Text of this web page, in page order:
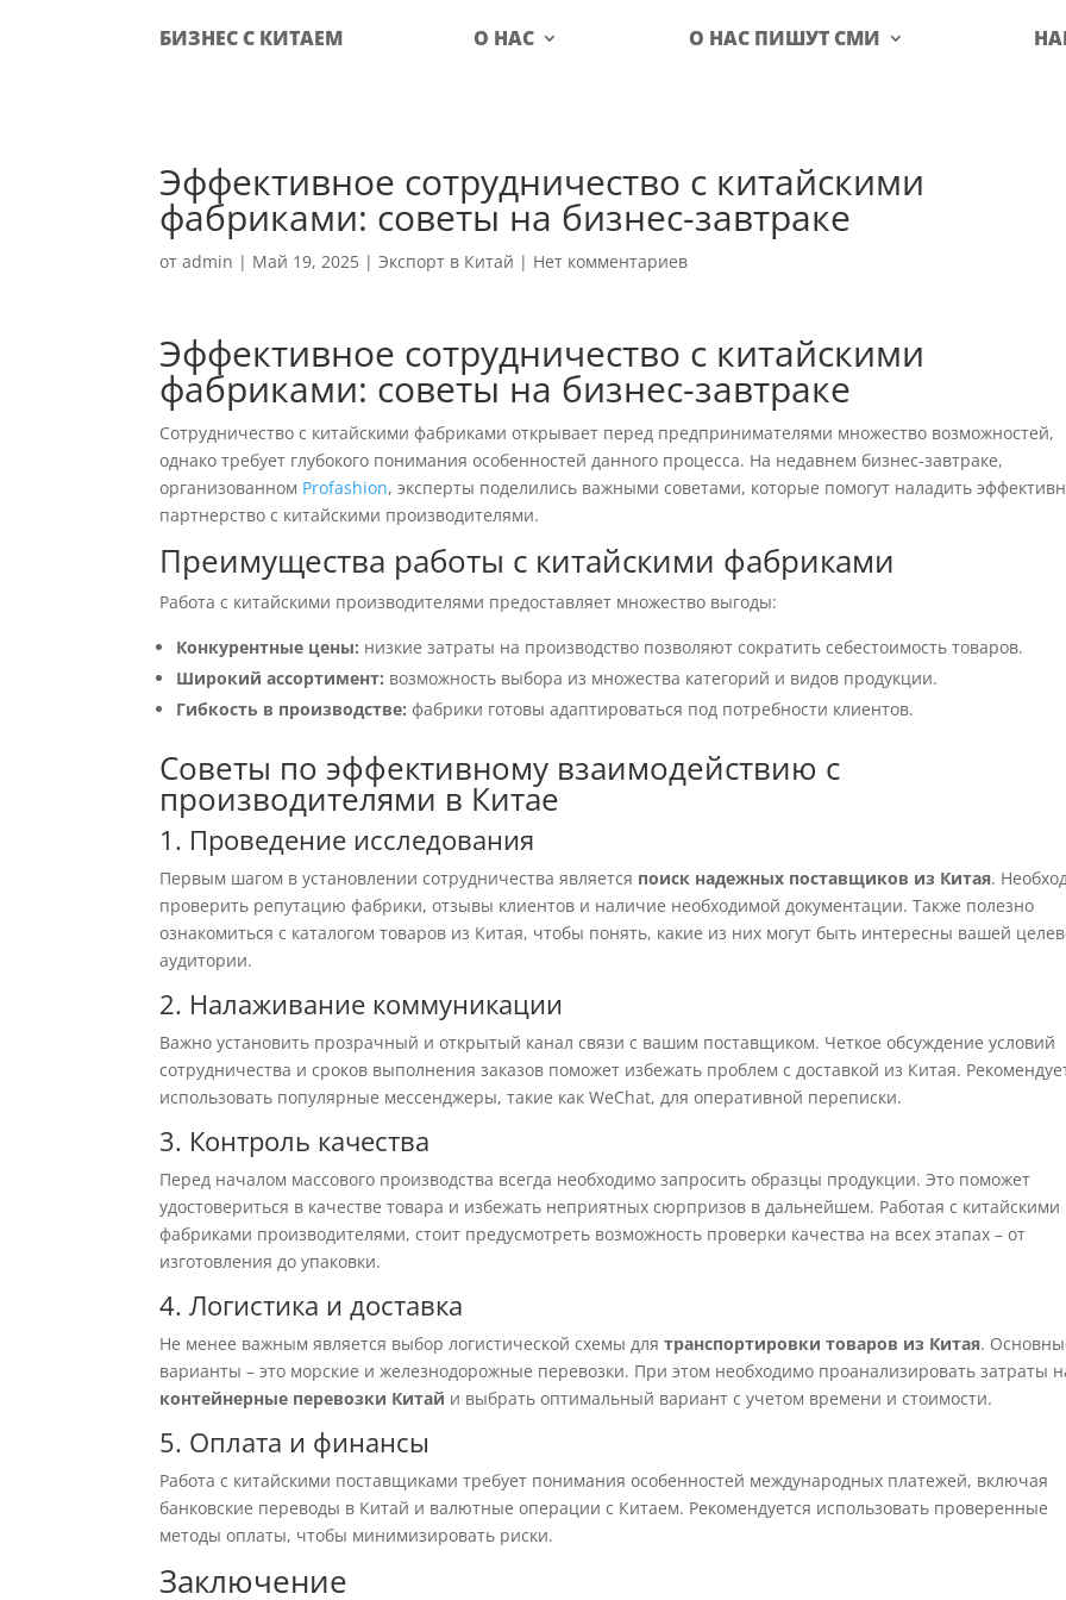
БИЗНЕС С КИТАЕМ О НАС О НАС ПИШУТ СМИ
Эффективное сотрудничество с китайскими
фабриками: советы на бизнес-завтраке
отadmin | Май 19, 2025 |Экспорт в Китай | Нет комментариев
Эффективное сотрудничество с китайскими
фабриками: советы на бизнес-завтраке
Сотрудничество с китайскими фабриками открывает перед предпринимателями множество возможностей,
однако требует глубокого понимания особенностей данного процесса. На недавнем бизнес-завтраке,
организованном Profashion, эксперты поделились важными советами, которые помогут наладить
партнерство с китайскими производителями.
Преимущества работы с китайскими фабриками
Работа с китайскими производителями предоставляет множество выгоды:
Конкурентные цены: низкие затраты на производство позволяют сократить себестоимость товаров.
Широкий ассортимент: возможность выбора из множества категорий и видов продукции.
Гибкость в производстве: фабрики готовы адаптироваться под потребности клиентов.
Советы по эффективному взаимодействию с
производителями в Китае
1. Проведение исследования
Первым шагом в установлении сотрудничества является поиск надежных поставщиков из Китая.
проверить репутацию фабрики, отзывы клиентов и наличие необходимой документации. Также полезно
ознакомиться с каталогом товаров из Китая, чтобы понять, какие из них могут быть интересны вашей
аудитории.
2. Налаживание коммуникации
Важно установить прозрачный и открытый канал связи с вашим поставщиком. Четкое обсуждение условий
сотрудничества и сроков выполнения заказов поможет избежать проблем с доставкой из Китая.
использовать популярные мессенджеры, такие как WeChat, для оперативной переписки.
3. Контроль качества
Перед началом массового производства всегда необходимо запросить образцы продукции. Это поможет
удостовериться в качестве товара и избежать неприятных сюрпризов в дальнейшем. Работая с китайскими
фабриками производителями, стоит предусмотреть возможность проверки качества на всех этапах – от
изготовления до упаковки.
4. Логистика и доставка
Не менее важным является выбор логистической схемы длятранспортировки товаров из Китая.
варианты – это морские и железнодорожные перевозки. При этом необходимо проанализировать затраты
контейнерные перевозки Китай и выбрать оптимальный вариант с учетом времени и стоимости.
5. Оплата и финансы
Работа с китайскими поставщиками требует понимания особенностей международных платежей, включая
банковские переводы в Китай и валютные операции с Китаем. Рекомендуется использовать проверенные
методы оплаты, чтобы минимизировать риски.
Заключение